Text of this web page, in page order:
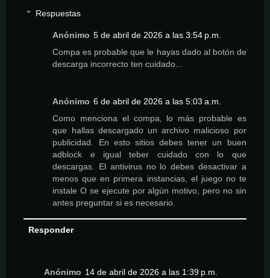
Respuestas
Anónimo 5 de abril de 2026 a las 3:54 p.m.
Compa es probable que le hayas dado al botón de
descarga incorrecto ten cuidado...
Anónimo 6 de abril de 2026 a las 5:03 a.m.
Como menciona el compa, lo más probable es
que hallas descargado un archivo malicioso por
publicidad. En esto sitios debes tener un buen
adblock e igual teber cuidado con lo que
descargas. El antivirus no lo debes desactivar a
menos que en primera instancias, el juego no te
instale O se ejecute por algún motivo, pero no sin
antes preguntar si es necesario.
Responder
Anónimo 14 de abril de 2026 a las 1:39 p.m.